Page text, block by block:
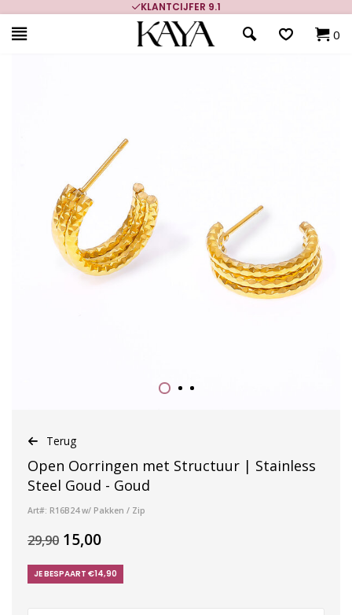
KLANTCIJFER 9.1
0
Terug
Open Oorringen met Structuur | Stainless
Steel Goud - Goud
Art#: R16B24 w/ Pakken / Zip
29,90 15,00
JE BESPAART €14,90